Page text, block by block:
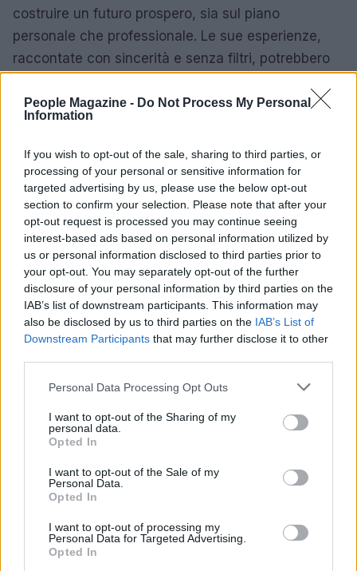
People Magazine - Do Not Process My Personal
Information
If you wish to opt-out of the sale, sharing to third parties, or
processing of your personal or sensitive information for
targeted advertising by us, please use the below opt-out
section to confirm your selection. Please note that after your
opt-out request is processed you may continue seeing
interest-based ads based on personal information utilized by
us or personal information disclosed to third parties prior to
your opt-out. You may separately opt-out of the further
disclosure of your personal information by third parties on the
IAB’s list of downstream participants. This information may
also be disclosed by us to third parties on the IAB’s List of
Downstream Participants that may further disclose it to other
Please note that this website/app uses one or more Google
not limited to your visit or usage behaviour. You may click to
grant or deny consent to Google and its third-party tags to
use your data for below specified purposes in below Google
consent section.
Personal Data Processing Opt Outs
I want to opt-out of the Sharing of my
personal data.
Opted In
I want to opt-out of the Sale of my
Personal Data.
Opted In
I want to opt-out of processing my
Personal Data for Targeted Advertising.
Opted In
costruire un futuro prospero, sia sul piano
personale che professionale. Le sue esperienze,
raccontate con sincerità e senza filtri, potrebbero
società.
è solo un resoconto delle sue relazioni e della sua
carriera, ma una riflessione sul potere
dell’immagine, sull’impatto delle scelte personali e
professionali e sulla resilienza di una donna che ha
saputo reinventarsi nel tempo. La lettura di questo
libro è, quindi, un’opportunità per comprendere più
a fondo una delle figure più intriganti di Hollywood.
AUTORE
AiAdhubMedia